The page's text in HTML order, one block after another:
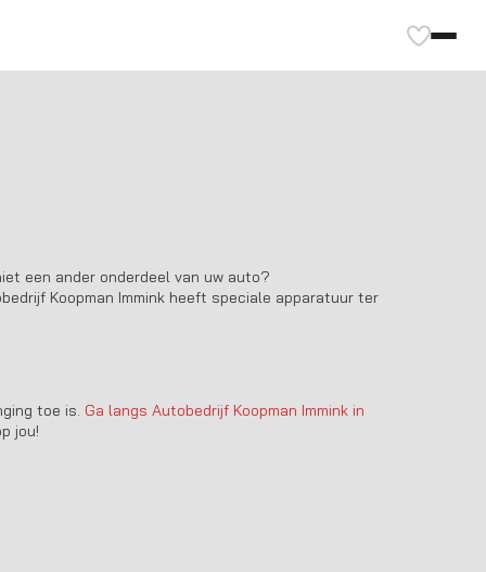
een ander onderdeel van uw auto?
Koopman Immink heeft speciale apparatuur ter
toe is. Ga langs Autobedrijf Koopman Immink in
jou!